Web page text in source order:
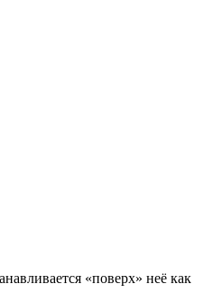
«поверх» неё как